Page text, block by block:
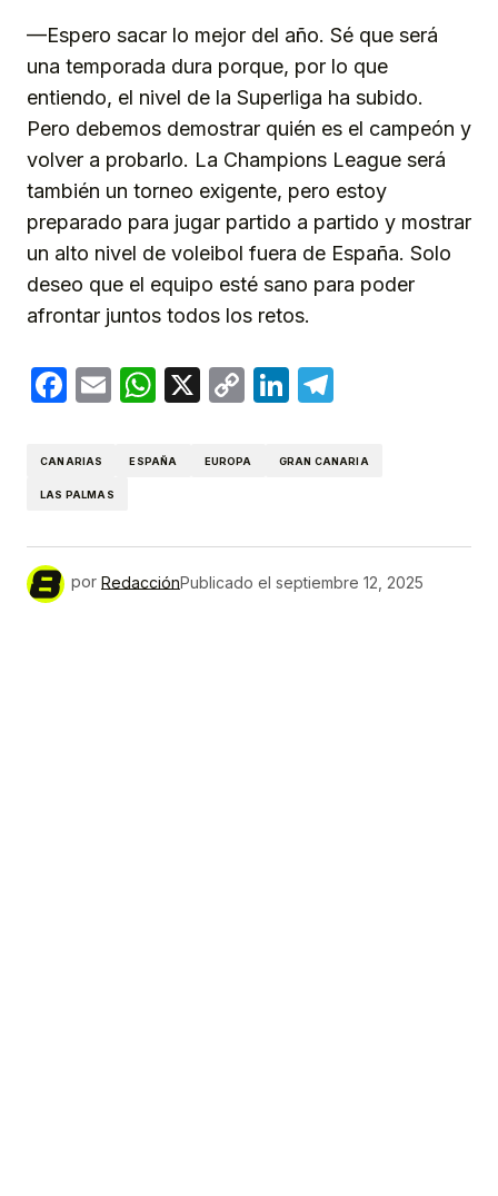
—Espero sacar lo mejor del año. Sé que será
una temporada dura porque, por lo que
entiendo, el nivel de la Superliga ha subido.
Pero debemos demostrar quién es el campeón y
volver a probarlo. La Champions League será
también un torneo exigente, pero estoy
preparado para jugar partido a partido y mostrar
un alto nivel de voleibol fuera de España. Solo
deseo que el equipo esté sano para poder
afrontar juntos todos los retos.
Facebook
EmailWhatsApp
X
CopyLinkedIn
CANARIAS ESPAÑA EUROPA GRAN CANARIA
LAS PALMAS
por RedacciónPublicado el septiembre 12, 2025